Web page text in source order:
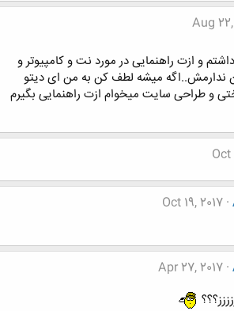
Aug
و ازت راهنمایی در مورد نت و کامپیوتر و
ندارمش..اگه میشه لطف کن به من ای دیتو
و طراحی سایت میخوام ازت راهنمایی بگیرم
Oct
Oct 19, 2017
Apr 27, 2017